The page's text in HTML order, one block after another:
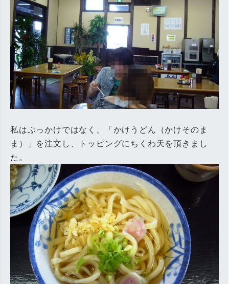
私はぶっかけではなく、「かけうどん（かけそのま
ま）」を注文し、トッピングにちくわ天を頂きまし
た。